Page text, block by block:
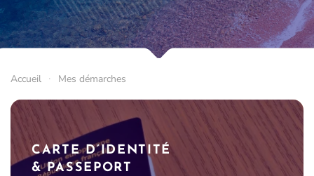
Accueil Mes démarches
CARTE D’IDENTITÉ
& PASSEPORT